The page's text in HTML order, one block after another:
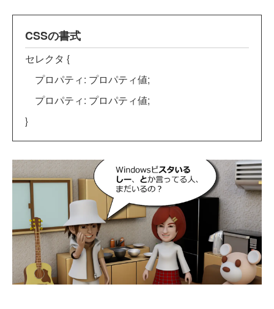
CSSの書式
セレクタ {
プロパティ: プロパティ値;
プロパティ: プロパティ値;
}